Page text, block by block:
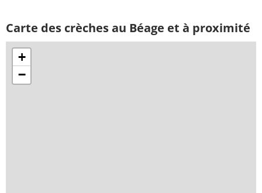
Carte des crèches au Béage et à proximité
+
−